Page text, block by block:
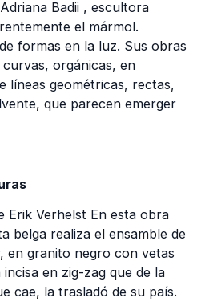
Badii , escultora
el mármol.
formas en la luz. Sus obras
orgánicas, en
líneas geométricas, rectas,
que parecen emerger
Erik Verhelst En esta obra
belga realiza el ensamble de
en granito negro con vetas
en zig-zag que de la
cae, la trasladó de su país.